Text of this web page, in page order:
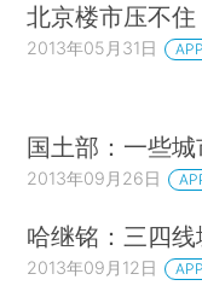
北京楼市压不住
2013年05月31日
国土部：一些
2013年09月26日
哈继铭：三四
2013年09月12日